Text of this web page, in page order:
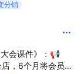
分销
大会课件》：📢
店，6个月将会员复